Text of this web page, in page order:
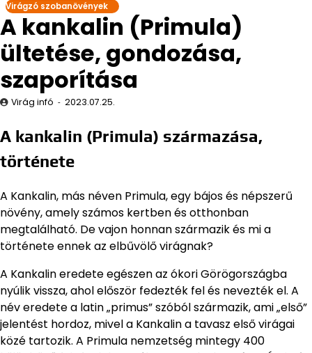
Virágzó szobanövények
A kankalin (Primula)
ültetése, gondozása,
szaporítása
Virág infó 2023.07.25.
A kankalin (Primula) származása,
története
A Kankalin, más néven Primula, egy bájos és népszerű
növény, amely számos kertben és otthonban
megtalálható. De vajon honnan származik és mi a
története ennek az elbűvölő virágnak?
A Kankalin eredete egészen az ókori Görögországba
nyúlik vissza, ahol először fedezték fel és nevezték el. A
név eredete a latin „primus” szóból származik, ami „első”
jelentést hordoz, mivel a Kankalin a tavasz első virágai
közé tartozik. A Primula nemzetség mintegy 400